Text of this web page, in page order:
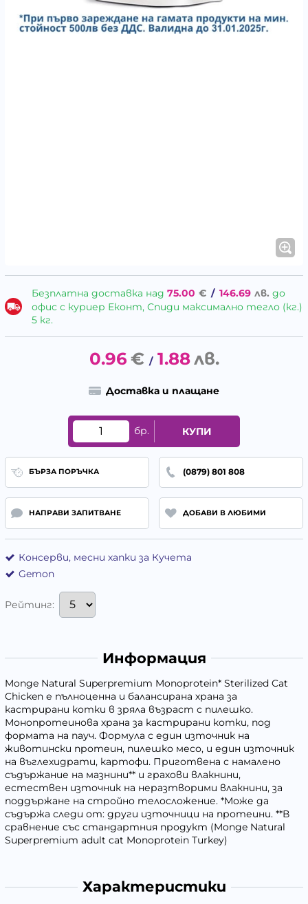
Безплатна доставка над 75.00 € / 146.69 лв. до
офис с куриер Еконт, Спиди максимално тегло (кг.)
5 кг.
0.96 € / 1.88лв.
Доставка и плащане
бр. КУПИ
БЪРЗА ПОРЪЧКА (0879) 801 808
НАПРАВИ ЗАПИТВАНЕ ДОБАВИ В ЛЮБИМИ
Консерви, месни хапки за Кучета
Gemon
Рейтинг:
Информация
Monge Natural Superpremium Monoprotein* Sterilized Cat
Chicken е пълноценна и балансирана храна за
кастрирани котки в зряла възраст с пилешко.
Монопротеинова храна за кастрирани котки, под
формата на пауч. Формула с един източник на
животински протеин, пилешко месо, и един източник
на въглехидрати, картофи. Приготвена с намалено
съдържание на мазнини** и грахови влакнини,
естествен източник на неразтворими влакнини, за
поддържане на стройно телосложение. *Може да
съдържа следи от: други източници на протеини. **В
сравнение със стандартния продукт (Monge Natural
Superpremium adult cat Monoprotein Turkey)
Характеристики